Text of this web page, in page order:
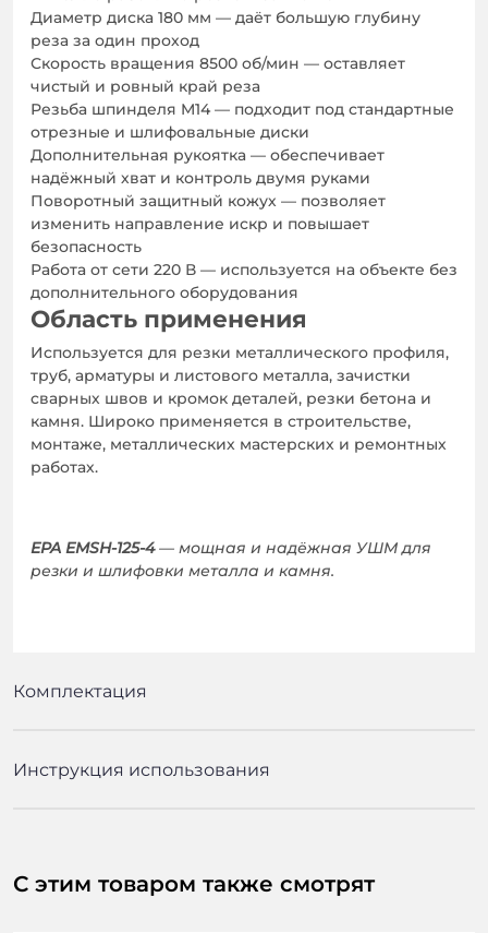
Диаметр диска 180 мм — даёт большую глубину
реза за один проход
Скорость вращения 8500 об/мин — оставляет
чистый и ровный край реза
Резьба шпинделя M14 — подходит под стандартные
отрезные и шлифовальные диски
Дополнительная рукоятка — обеспечивает
надёжный хват и контроль двумя руками
Поворотный защитный кожух — позволяет
изменить направление искр и повышает
безопасность
Работа от сети 220 В — используется на объекте без
дополнительного оборудования
Область применения
Используется для резки металлического профиля,
труб, арматуры и листового металла, зачистки
сварных швов и кромок деталей, резки бетона и
камня. Широко применяется в строительстве,
монтаже, металлических мастерских и ремонтных
работах.
EPA EMSH-125-4 — мощная и надёжная УШМ для
резки и шлифовки металла и камня.
Комплектация
Инструкция использования
С этим товаром также смотрят